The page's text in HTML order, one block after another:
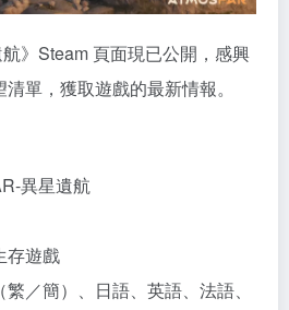
航》Steam 頁面現已公開，感興
單，獲取遊戲的最新情報。
異星遺航
存遊戲
／簡）、日語、英語、法語、